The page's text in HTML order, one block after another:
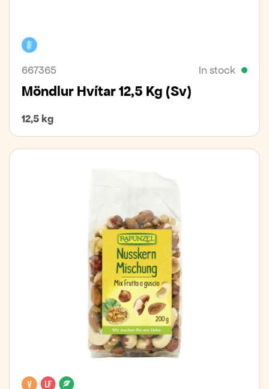
667365 In stock
Möndlur Hvítar 12,5 Kg (sv)
12,5 kg
VeganLactose free